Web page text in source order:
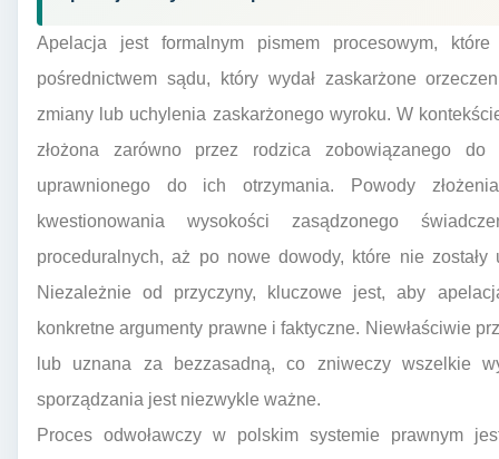
Apelacja jest formalnym pismem procesowym,
pośrednictwem sądu, który wydał zaskarżone
zmiany lub uchylenia zaskarżonego wyroku. W
złożona zarówno przez rodzica zobowiązanego
uprawnionego do ich otrzymania. Powody
kwestionowania wysokości zasądzonego
proceduralnych, aż po nowe dowody, które nie
Niezależnie od przyczyny, kluczowe jest, aby
konkretne argumenty prawne i faktyczne. Niewłaściwie
lub uznana za bezzasadną, co zniweczy wszelkie
sporządzania jest niezwykle ważne.
Proces odwoławczy w polskim systemie prawnym